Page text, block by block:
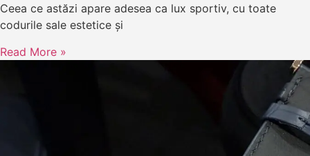
Ceea ce astăzi apare adesea ca lux sportiv, cu toate
codurile sale estetice și
Read More »